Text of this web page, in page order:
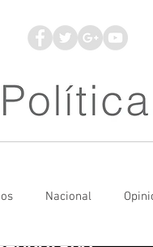
Nacional